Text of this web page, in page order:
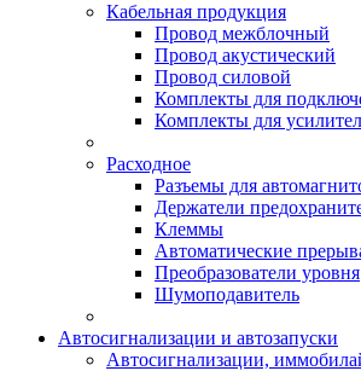
Кабельная продукция
Провод межблочный
Провод акустический
Провод силовой
Комплекты для
Комплекты для
Расходное
Разъемы для
Держатели
Клеммы
Автоматические
Преобразователи уровня
Шумоподавитель
Автосигнализации и автозапуски
Автосигнализации,